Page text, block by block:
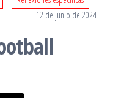
12 de junio de 2024